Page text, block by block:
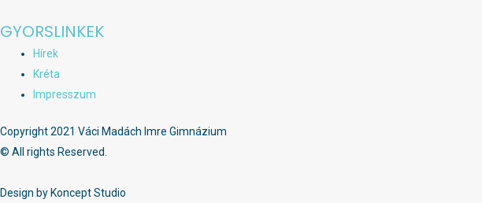
GYORSLINKEK
Hírek
Kréta
Impresszum
Copyright 2021 Váci Madách Imre Gimnázium
© All rights Reserved.
Design by Koncept Studio